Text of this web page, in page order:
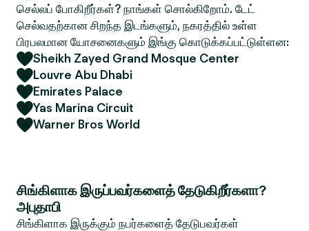
செல்லப் போகிறீர்கள்? நாங்கள் சொல்கிறோம். டேட்
செல்வதற்கான சிறந்த இடங்களும், நகரத்தில் உள்ள
பிரபலமான யோசனைகளும் இங்கு கொடுக்கப்பட்டுள்ளன:
Sheikh Zayed Grand Mosque Center
Louvre Abu Dhabi
Emirates Palace
Yas Marina Circuit
Warner Bros World
சிங்கிளாக இருப்பவர்களைத் தேடுகிறீர்களா?
அபுதாபி
சிங்கிளாக இருக்கும் நபர்களைத் தேடுபவர்கள்